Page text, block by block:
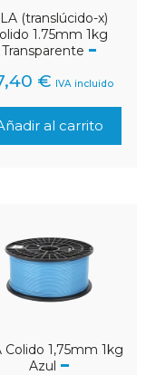
(translúcido-x)
1.75mm 1kg
Transparente
€ IVA incluido
al carrito
Colido 1,75mm 1kg
Azul